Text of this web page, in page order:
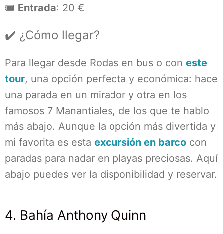
🎟️ Entrada: 20 €
✔️ ¿Cómo llegar?
Para llegar desde Rodas en bus o con este
tour, una opción perfecta y económica: hace
una parada en un mirador y otra en los
famosos 7 Manantiales, de los que te hablo
más abajo. Aunque la opción más divertida y
mi favorita es esta excursión en barco con
paradas para nadar en playas preciosas. Aquí
abajo puedes ver la disponibilidad y reservar.
4. Bahía Anthony Quinn